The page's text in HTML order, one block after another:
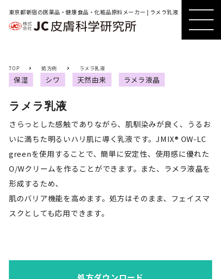
東京都新宿の医薬品・健康食品・化粧品原料メーカー | ラメラ乳液
TOP 処方例 ラメラ乳液
保湿 シワ 天然由来 ラメラ液晶
ラメラ乳液
さらっとした感触でありながら、肌馴染みが良く、うるお
いに満ちた明るいハリ肌に導く乳液です。JMIX® OW-LC
greenを使用することで、簡単に安定性、使用感に優れた
O/Wクリームを作ることができます。また、ラメラ液晶を
形成するため、
肌のバリア機能を高めます。処方はそのまま、フェイスマ